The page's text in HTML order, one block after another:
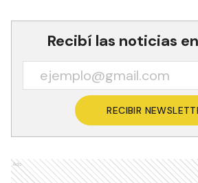
Recibí las noticias
RECIBIR
Ads